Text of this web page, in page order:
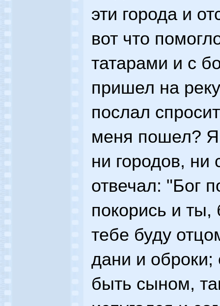
эти города и
вот что
татарами и с
пришел на
послал
меня пошел?
ни городов, ни
отвечал: "Бог
покорись и
тебе буду
дани и
быть сыном,